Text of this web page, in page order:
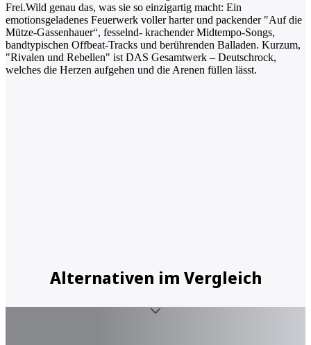
Frei.Wild genau das, was sie so einzigartig macht: Ein
emotionsgeladenes Feuerwerk voller harter und packender "Auf die
Mütze-Gassenhauer“, fesselnd- krachender Midtempo-Songs,
bandtypischen Offbeat-Tracks und berührenden Balladen. Kurzum,
"Rivalen und Rebellen" ist DAS Gesamtwerk – Deutschrock,
welches die Herzen aufgehen und die Arenen füllen lässt.
Alternativen im Vergleich